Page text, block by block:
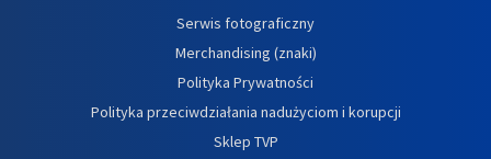
Serwis fotograficzny
Merchandising (znaki)
Polityka Prywatności
Polityka przeciwdziałania nadużyciom i korupcji
Sklep TVP